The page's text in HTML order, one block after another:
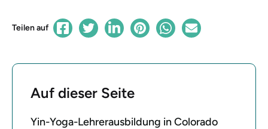
Teilen auf
Auf dieser Seite
Yin-Yoga-Lehrerausbildung in Colorado